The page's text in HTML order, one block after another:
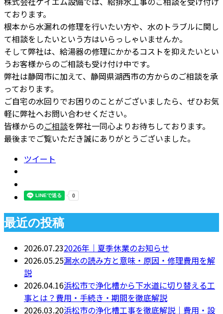
ております。
根本から水漏れの修理を行いたい方や、水のトラブルに関し
て相談をしたいという方はいらっしゃいませんか。
そして弊社は、給湯器の修理にかかるコストを抑えたいとい
うお客様からのご相談も受け付け中です。
弊社は静岡市に加えて、静岡県湖西市の方からのご相談を承
っております。
ご自宅の水回りでお困りのことがございましたら、ぜひお気
軽に弊社へお問い合わせください。
皆様からのご相談を弊社一同心よりお待ちしております。
最後までご覧いただき誠にありがとうございました。
ツイート
最近の投稿
2026.07.232026年｜夏季休業のお知らせ
2026.05.25漏水の読み方と意味・原因・修理費用を解
説
2026.04.16浜松市で浄化槽から下水道に切り替える工
事とは？費用・手続き・期間を徹底解説
2026.03.20浜松市の浄化槽工事を徹底解説｜費用・設